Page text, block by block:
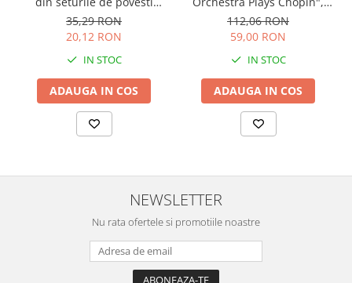
Usborne
35,29 RON
20,12 RON
IN STOC
ADAUGA IN COS
cartonata, Usborne
112,06 RON
59,00 RON
IN STOC
ADAUGA IN COS
NEWSLETTER
Nu rata ofertele si promotiile noastre